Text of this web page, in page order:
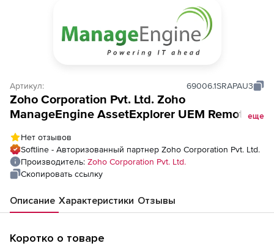
Артикул: 69006.1SRAPAU3
Zoho Corporation Pvt. Ltd. Zoho
ManageEngine AssetExplorer UEM Remote
Annual), fee for Additional 5 User
еще
Нет отзывов
Softline - Авторизованный партнер Zoho Corporation Pvt. Ltd.
Производитель: Zoho Corporation Pvt. Ltd.
Скопировать ссылку
Описание Характеристики Отзывы
Коротко о товаре